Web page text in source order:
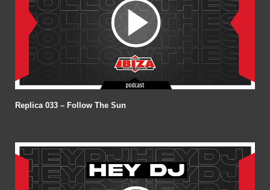
Replica 033 – Follow The Sun